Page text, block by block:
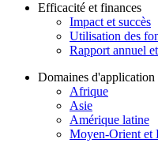
Efficacité et finances
Impact et succès
Utilisation des
Rapport annuel
Domaines d'application
Afrique
Asie
Amérique latine
Moyen-Orient et